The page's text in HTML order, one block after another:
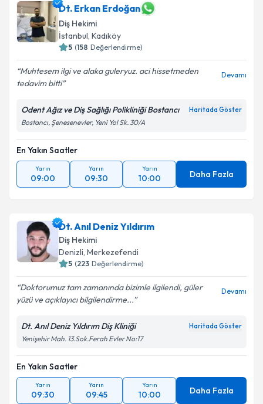
E-posta Adresiniz
Kişisel verilerimin işlenmesine ilişkin
kapsamda işlenmesini kabul ediyorum.
Takvim Talebini Gönder
Dt. Erkan Erdoğan
Diş Hekimi
İstanbul, Kadıköy
5 (158 Değerlendirme)
Muhtesem ilgi ve alaka guleryuz. aci hissetmeden
tedavim bitti
Devamı
Odent Ağız ve Diş Sağlığı Polikliniği Bostancı Haritada Göster
Bostancı, Şenesenevler, Yeni Yol Sk. 30/A
En Yakın Saatler
Yarın
09:00
Yarın
09:30
Yarın
10:00 Daha Fazla
Dt. Anıl Deniz Yıldırım
Diş Hekimi
Denizli, Merkezefendi
5 (223 Değerlendirme)
Doktorumuz tam zamanında bizimle ilgilendi, güler
yüzü ve açıklayıcı bilgilendirme...
Devamı
Dt. Anıl Deniz Yıldırım Diş Kliniği Haritada Göster
Yenişehir Mah. 13.Sok.Ferah Evler No:17
En Yakın Saatler
Yarın
09:30
Yarın
09:45
Yarın
10:00 Daha Fazla